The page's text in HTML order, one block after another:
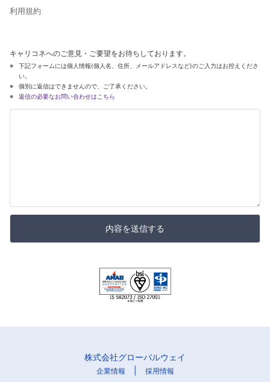
利用規約
キャリコネへのご意見・ご要望をお待ちしております。
下記フォームには個人情報(個人名、住所、メールアドレスなど)のご入力はお控えくださ
い。
個別に返信はできませんので、ご了承ください。
返信の必要なお問い合わせはこちら
内容を送信する
株式会社グローバルウェイ
企業情報 採用情報